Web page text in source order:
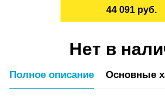
44 091 руб.
Нет в
Полное описание Основные